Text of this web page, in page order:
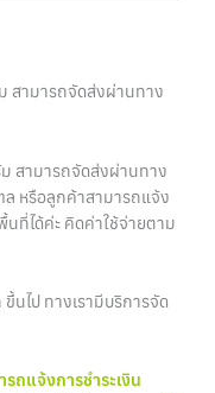
สามารถจัดส่งผ่านทาง
สามารถจัดส่งผ่านทาง
หรือลูกค้าสามารถแจ้ง
นที่ได้ค่ะ คิดค่าใช้จ่ายตาม
ไป ทางเรามีบริการจัด
ถแจ้งการชำระเงิน